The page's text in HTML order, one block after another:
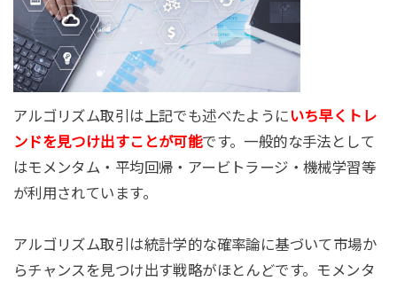
アルゴリズム取引は上記でも述べたように いち早くトレ
ンドを見つけ出すことが可能です。一般的な手法として
はモメンタム・平均回帰・アービトラージ・機械学習等
が利用されています。
アルゴリズム取引は統計学的な確率論に基づいて市場か
らチャンスを見つけ出す戦略がほとんどです。モメンタ